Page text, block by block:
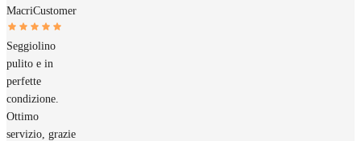
MacriCustomer
Seggiolino
pulito e in
perfette
condizione.
Ottimo
servizio, grazie